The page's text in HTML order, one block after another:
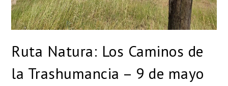
Ruta Natura: Los Caminos de
la Trashumancia – 9 de mayo